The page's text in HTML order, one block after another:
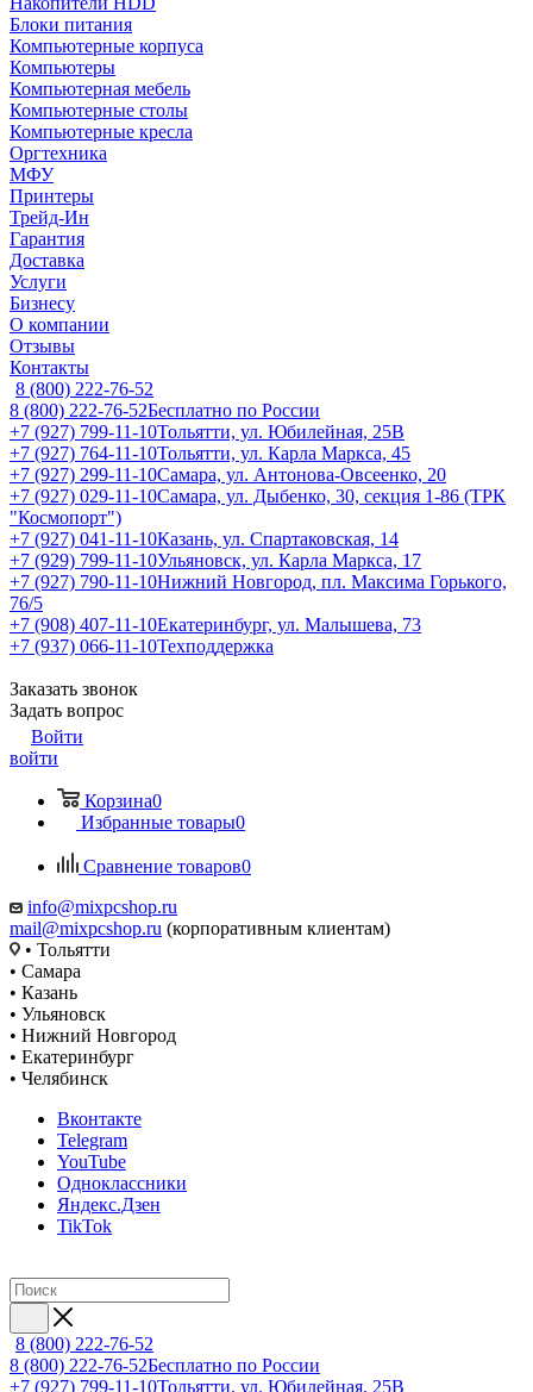
Блоки питания
Компьютерные корпуса
Компьютеры
Компьютерная мебель
Компьютерные столы
Компьютерные кресла
Оргтехника
МФУ
Принтеры
Трейд-Ин
Гарантия
Доставка
Услуги
Бизнесу
О компании
Отзывы
Контакты
8 (800) 222-76-52
8 (800) 222-76-52Бесплатно по России
+7 (927) 799-11-10Тольятти, ул. Юбилейная, 25В
+7 (927) 764-11-10Тольятти, ул. Карла Маркса, 45
+7 (927) 299-11-10Самара, ул. Антонова-Овсеенко, 20
+7 (927) 029-11-10Самара, ул. Дыбенко, 30, секция 1-86 (ТРК
"Космопорт")
+7 (927) 041-11-10Казань, ул. Спартаковская, 14
+7 (929) 799-11-10Ульяновск, ул. Карла Маркса, 17
+7 (927) 790-11-10Нижний Новгород, пл. Максима Горького,
76/5
+7 (908) 407-11-10Екатеринбург, ул. Малышева, 73
+7 (937) 066-11-10Техподдержка
Заказать звонок
Задать вопрос
Войти
войти
Корзина0
Избранные товары0
Сравнение товаров0
info@mixpcshop.ru
mail@mixpcshop.ru (корпоративным клиентам)
• Тольятти
• Самара
• Казань
• Ульяновск
• Нижний Новгород
• Екатеринбург
• Челябинск
Вконтакте
Telegram
YouTube
Одноклассники
Яндекс.Дзен
TikTok
8 (800) 222-76-52
8 (800) 222-76-52Бесплатно по России
+7 (927) 799-11-10Тольятти, ул. Юбилейная, 25В